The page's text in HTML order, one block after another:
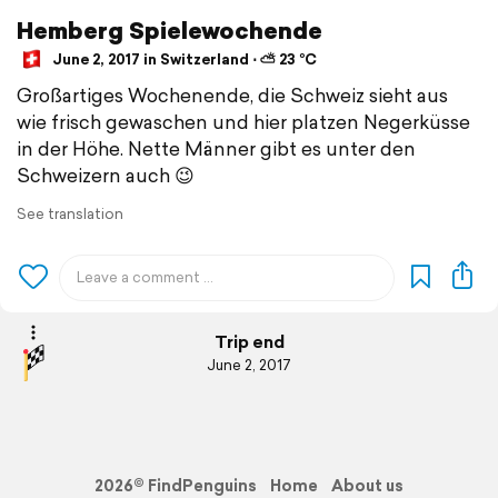
Hemberg Spielewochende
June 2, 2017 in Switzerland ⋅ ⛅ 23 °C
Großartiges Wochenende, die Schweiz sieht aus
wie frisch gewaschen und hier platzen Negerküsse
in der Höhe. Nette Männer gibt es unter den
Schweizern auch 😉
See translation
Trip end
June 2, 2017
2026© FindPenguins Home About us